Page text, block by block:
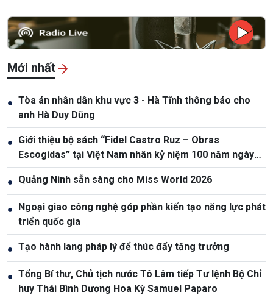
Mới nhất
● Tòa án nhân dân khu vực 3 - Hà Tĩnh thông báo cho
anh Hà Duy Dũng
● Giới thiệu bộ sách “Fidel Castro Ruz – Obras
Escogidas” tại Việt Nam nhân kỷ niệm 100 năm ngày
sinh Fidel Castro
● Quảng Ninh sẵn sàng cho Miss World 2026
● Ngoại giao công nghệ góp phần kiến tạo năng lực phát
triển quốc gia
● Tạo hành lang pháp lý để thúc đẩy tăng trưởng
● Tổng Bí thư, Chủ tịch nước Tô Lâm tiếp Tư lệnh Bộ Chỉ
huy Thái Bình Dương Hoa Kỳ Samuel Paparo